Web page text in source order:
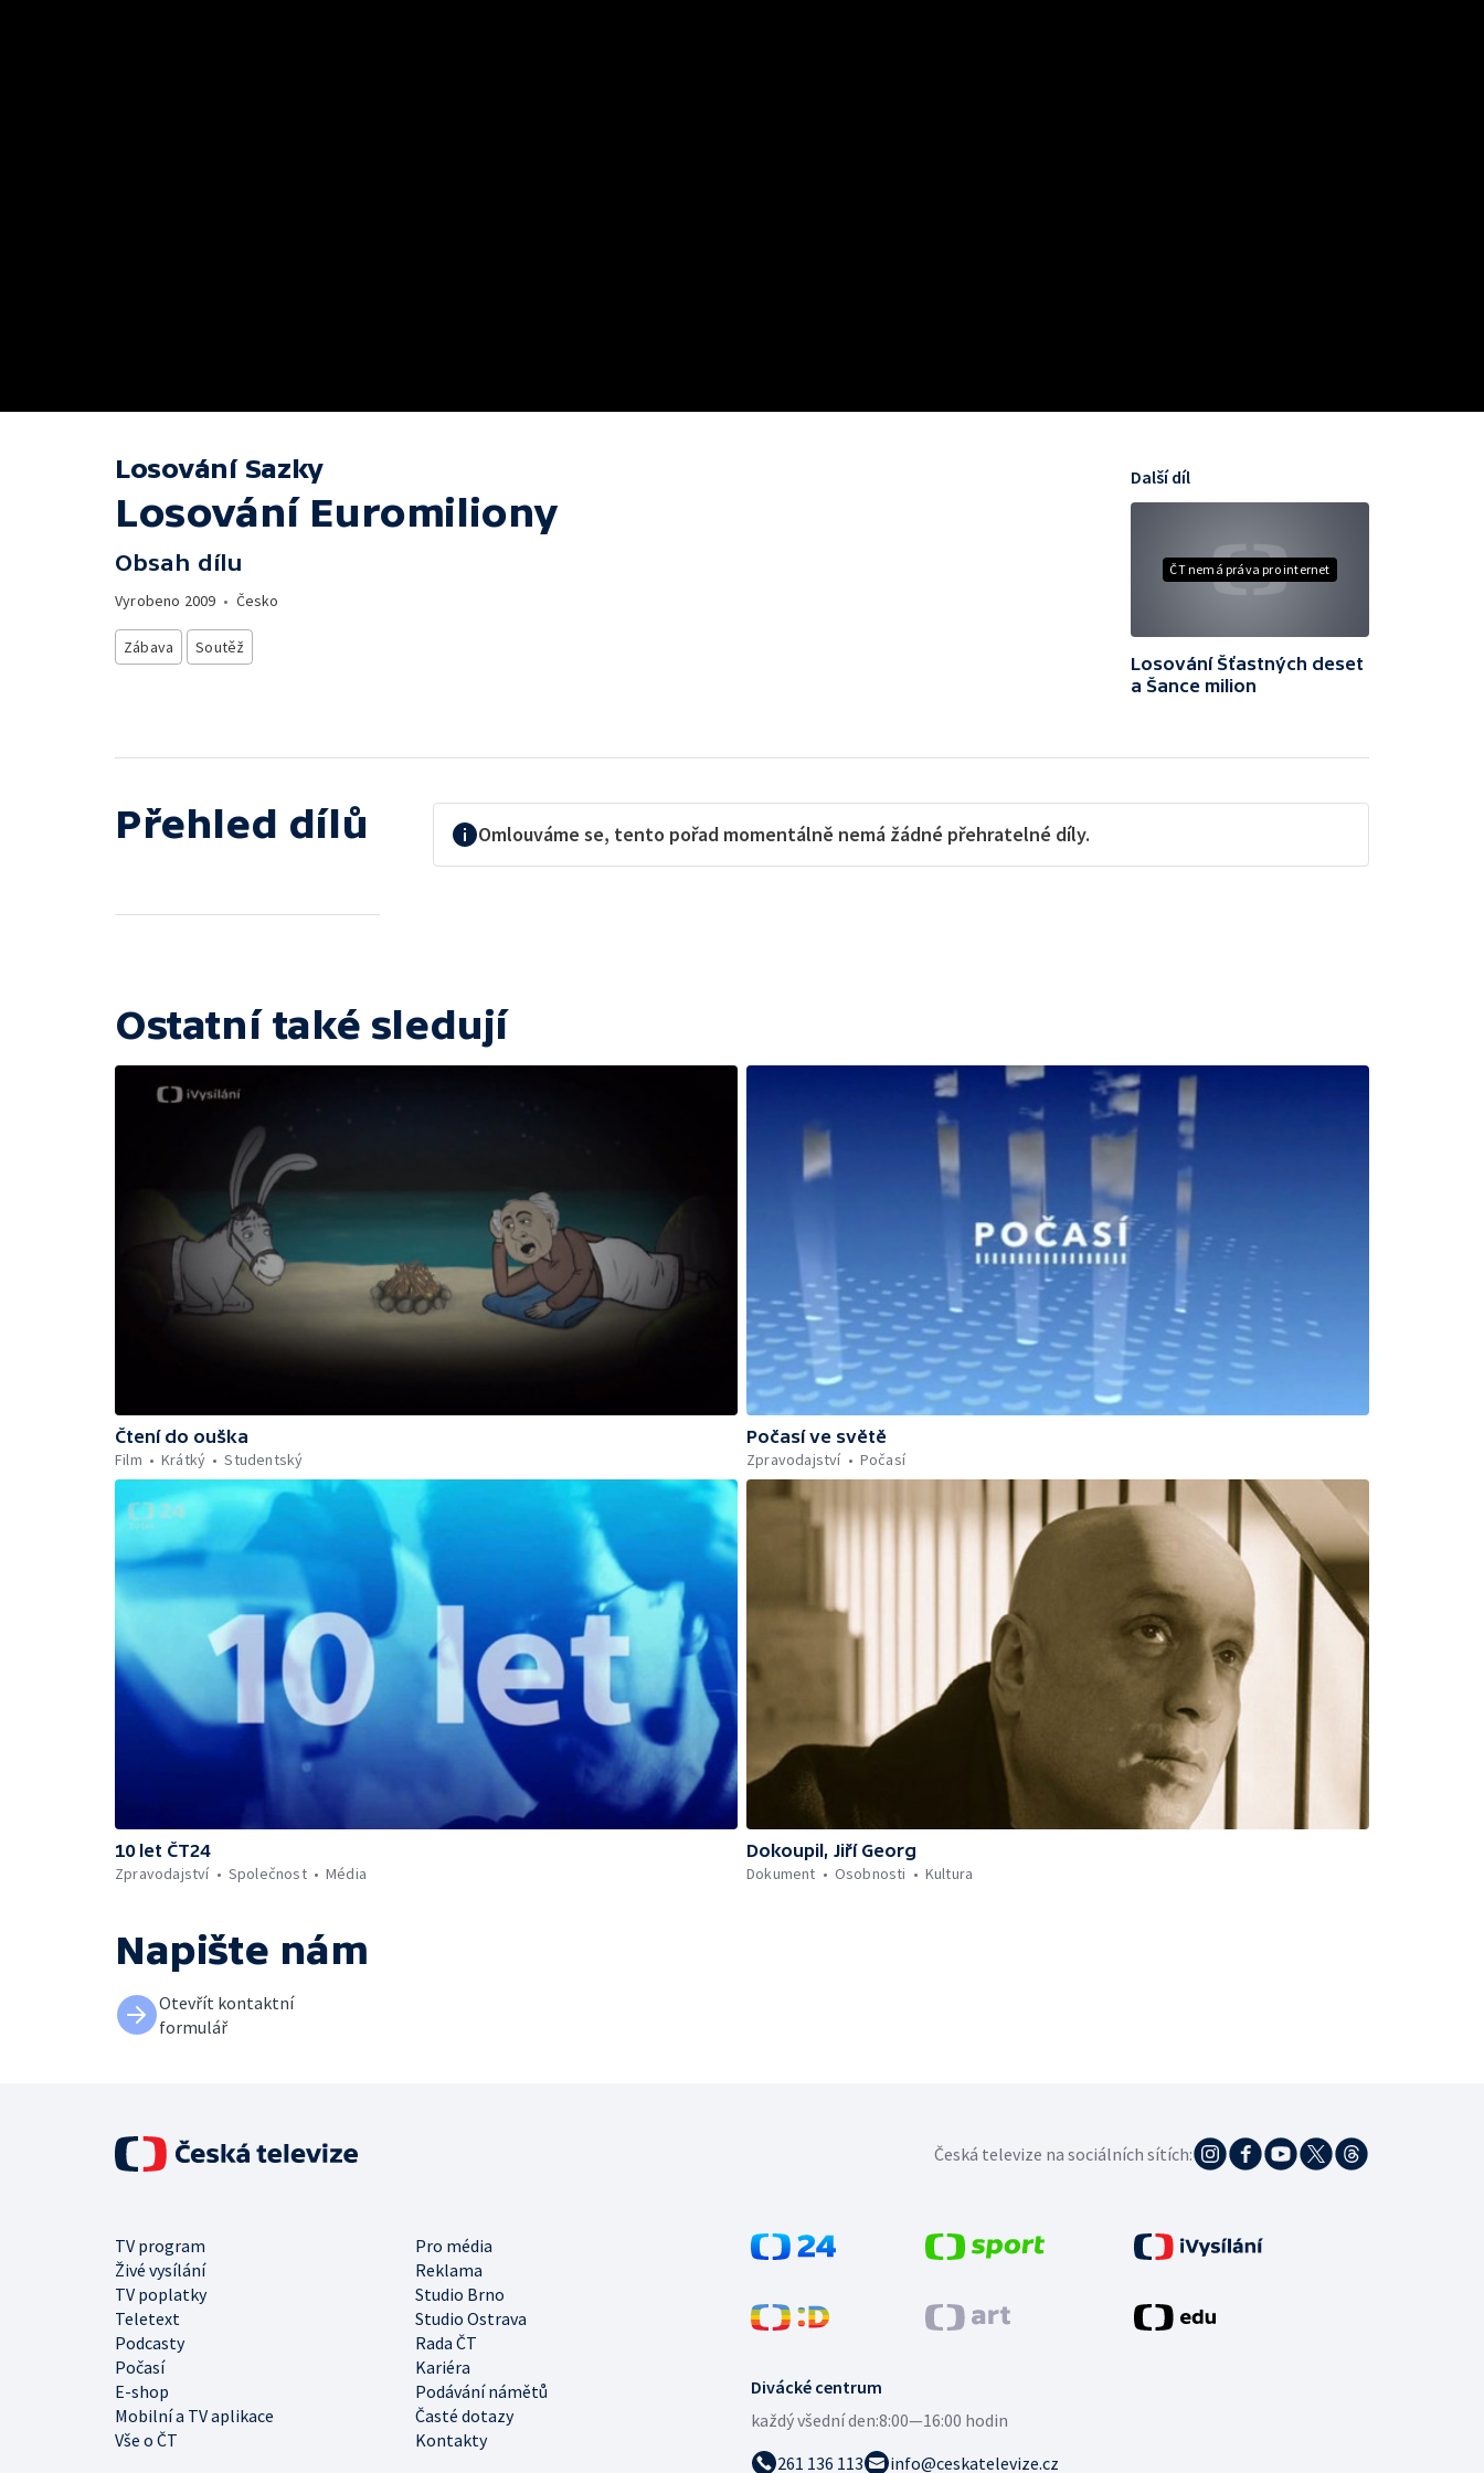
Losování Sazky
Losování Euromiliony
Obsah dílu
Vyrobeno 2009 • Česko
Zábava Soutěž
ČT nemá práva pro internet
Další díl
Losování Šťastných deset
a Šance milion
Přehled dílů Omlouváme se, tento pořad momentálně nemá žádné přehratelné díly.
Ostatní také sledují
Čtení do ouška
Film
Krátký Studentský
Počasí ve světě
Zpravodajství
Počasí
10 let ČT24
Zpravodajství
Společnost Média
Dokoupil, Jiří Georg
Dokument
Osobnosti Kultura
Napište nám
Otevřít kontaktní
formulář
Divácké centrum
každý všední den:8:00—16:00 hodin
261 136 113
info@ceskatelevize.cz
TV program
Pro média
Živé vysílání
Reklama
TV poplatky
Studio Brno
Teletext
Studio Ostrava
Podcasty
Rada ČT
Počasí
Kariéra
E-shop
Podávání námětů
Mobilní a TV aplikace
Časté dotazy
Vše o ČT
Kontakty
Česká televize na sociálních sítích: